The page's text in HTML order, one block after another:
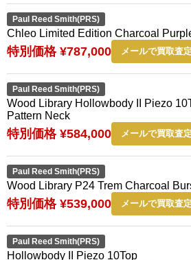
Paul Reed Smith(PRS)
Chleo Limited Edition Charcoal
特別価格 ¥787,000 メールで買取査定
Paul Reed Smith(PRS)
Wood Library Hollowbody II Piezo
Pattern Neck
特別価格 ¥584,000 メールで買取査定
Paul Reed Smith(PRS)
Wood Library P24 Trem Charcoal
特別価格 ¥539,000 メールで買取査定
Paul Reed Smith(PRS)
Hollowbody II Piezo 10Top